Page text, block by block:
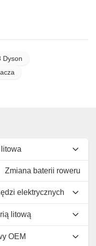
Dyson
Zmiana baterii roweru
elektrycznych
litową
OEM